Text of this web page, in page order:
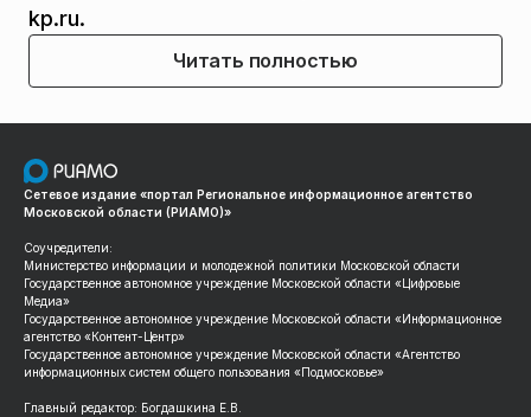
kp.ru.
Читать полностью
Сетевое издание «портал Региональное информационное агентство
Московской области (РИАМО)»
Соучредители:
Министерство информации и молодежной политики Московской области
Государственное автономное учреждение Московской области «Цифровые
Медиа»
Государственное автономное учреждение Московской области «Информационное
агентство «Контент-Центр»
Государственное автономное учреждение Московской области «Агентство
информационных систем общего пользования «Подмосковье»
Главный редактор: Богдашкина Е.В.